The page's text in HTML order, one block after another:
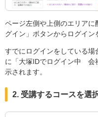
ページ左側や上側のエリアに
グイン」ボタンからログイン
すでにログインをしている場
に「大塚IDでログイン中
示されます。
2. 受講するコースを選